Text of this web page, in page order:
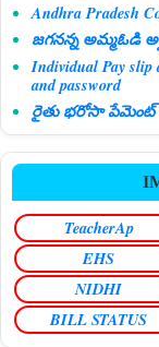
Andhra Pradesh
జగనన్న అమ్మఓడి
Individual Pay
and password
రైతు భరోసా పేమెంట్
TeacherAp
EHS
NIDHI
BILL STATUS